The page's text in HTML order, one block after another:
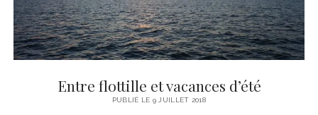
Entre flottille et vacances d’été
PUBLIÉ LE 9 JUILLET 2018